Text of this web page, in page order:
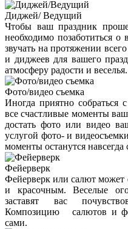
Диджей/ Ведущий
Чтобы ваш праздник
необходимо позаботиться о
звучать на протяжении
и диджеев для вашего
атмосферу радости и веселья.
Фото/видео съемка
Иногда приятно
все счастливые моменты
достать фото или видео
услугой фото- и
моменты останутся навсегда
Фейерверк
Фейерверк или салют может
и красочным.Веселые
заставят вас
Композицию
салютов и
сами.